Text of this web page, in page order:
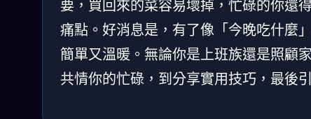
要，買回來的菜容易壞掉，忙碌的你還
痛點。好消息是，有了像「今晚吃什麼
簡單又溫暖。無論你是上班族還是照顧
共情你的忙碌，到分享實用技巧，最後